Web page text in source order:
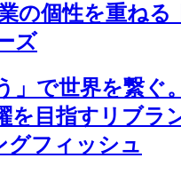
の個性を重ねる
ズ
」で世界を繋ぐ
を目指すリブラ
グフィッシュ